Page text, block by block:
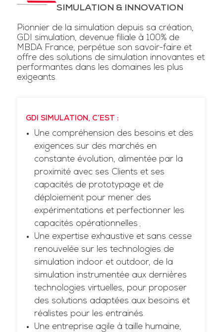
SIMULATION & INNOVATION
Pionnier de la simulation depuis sa création,
GDI simulation, devenue filiale à 100% de
MBDA France, perpétue son savoir-faire et
offre des solutions de simulation innovantes et
performantes dans les domaines les plus
exigeants.
GDI SIMULATION, C’EST :
Une compréhension des besoins et des
exigences sur des marchés en
constante évolution, alimentée par la
proximité avec ses Clients et ses
capacités de prototypage et de
déploiement pour mener des
expérimentations et perfectionner les
capacités opérationnelles ;
Une expertise exhaustive et sans cesse
renouvelée sur les technologies de
simulation indoor et outdoor, de la
simulation instrumentée aux dernières
technologies virtuelles, pour proposer
des solutions adaptées aux besoins et
réalistes pour les entrainés.
Une entreprise agile à taille humaine,